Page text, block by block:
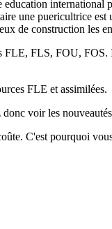
une puericultrice
de construction les
FLE, FLS, FOU, FOS.
FLE et assimilées.
voir les
C'est pourquoi